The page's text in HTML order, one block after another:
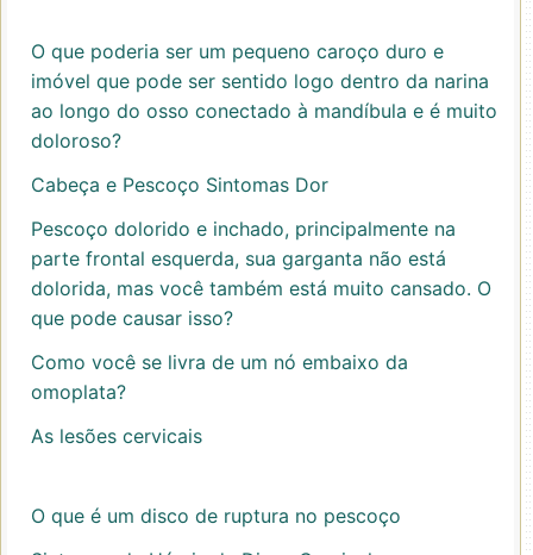
O que poderia ser um pequeno caroço duro e
imóvel que pode ser sentido logo dentro da narina
ao longo do osso conectado à mandíbula e é muito
doloroso?
Cabeça e Pescoço Sintomas Dor
Pescoço dolorido e inchado, principalmente na
parte frontal esquerda, sua garganta não está
dolorida, mas você também está muito cansado. O
que pode causar isso?
Como você se livra de um nó embaixo da
omoplata?
As lesões cervicais
O que é um disco de ruptura no pescoço